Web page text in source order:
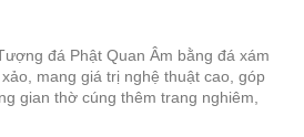
đá Phật Quan Âm bằng đá xám
mang giá trị nghệ thuật cao, góp
gian thờ cúng thêm trang nghiêm,